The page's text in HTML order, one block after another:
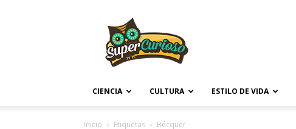
CIENCIA CULTURA ESTILO DE VIDA
Inicio Etiquetas Bécquer